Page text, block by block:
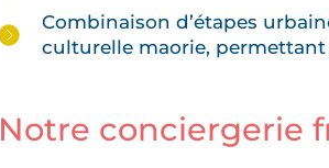
Combinaison d’étapes
culturelle maorie,
Notre conciergerie